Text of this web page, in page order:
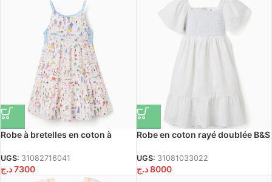
Robe à bretelles en coton à
pour fille, blanc
UGS: 31082716041
7300د.ج
Robe en coton rayé doublée B&S
UGS: 31081033022
8000 د.ج